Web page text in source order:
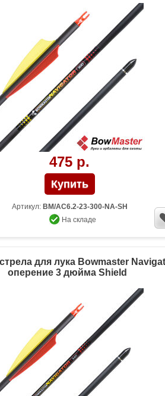
475 р.
Артикул: BM/AC6.2-23-300-NA-SH
На складе
для лука Bowmaster
оперение 3 дюйма Shield